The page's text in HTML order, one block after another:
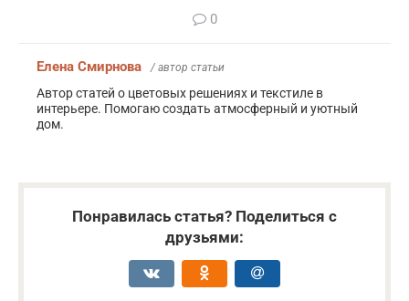
0
Елена Смирнова / автор статьи
Автор статей о цветовых решениях и текстиле в
интерьере. Помогаю создать атмосферный и уютный
дом.
Понравилась статья? Поделиться с
друзьями: